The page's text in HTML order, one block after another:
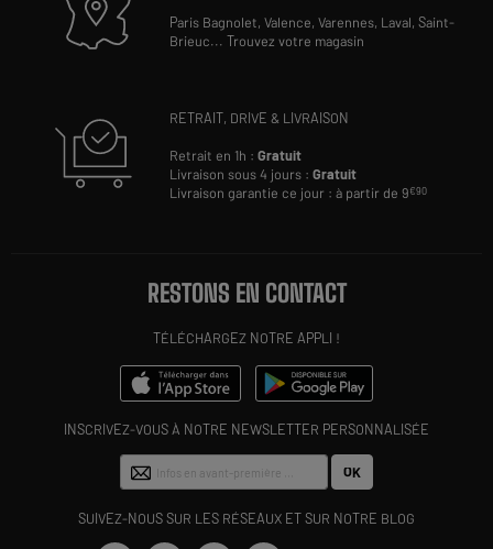
Paris Bagnolet,Valence,Varennes, Laval,Saint-
Brieuc...Trouvez votre magasin
RETRAIT, DRIVE & LIVRAISON
Retrait en 1h :Gratuit
Livraison sous 4 jours :Gratuit
Livraison garantie ce jour : à partir de 9€90
RESTONS EN CONTACT
TÉLÉCHARGEZ NOTRE APPLI !
INSCRIVEZ-VOUS À NOTRE NEWSLETTER PERSONNALISÉE
OK
SUIVEZ-NOUS SUR LES RÉSEAUX ET SUR NOTRE BLOG